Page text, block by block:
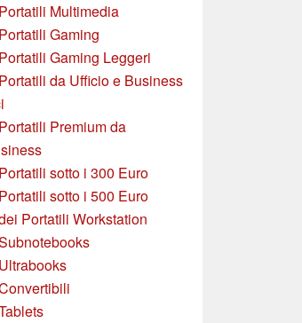
Multimedia
Gaming
Gaming Leggeri
da Ufficio e Business
Premium da
sotto i 300 Euro
sotto i 500 Euro
Portatili Workstation